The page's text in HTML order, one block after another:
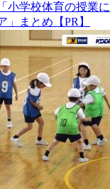
小学校体育の授業に
まとめ【PR】